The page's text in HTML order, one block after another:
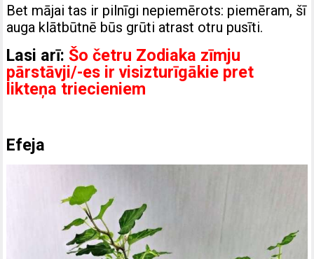
Bet mājai tas ir pilnīgi nepiemērots: piemēram, šī
auga klātbūtnē būs grūti atrast otru pusīti.
Lasi arī: Šo četru Zodiaka zīmju
pārstāvji/-es ir visizturīgākie pret
likteņa triecieniem
Efeja